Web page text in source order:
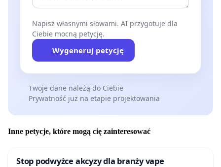
Napisz własnymi słowami. AI przygotuje dla
Ciebie mocną petycję.
Wygeneruj petycję
Twoje dane należą do Ciebie
Prywatność już na etapie projektowania
Inne petycje, które mogą cię zainteresować
Stop podwyżce akcyzy dla branży vape